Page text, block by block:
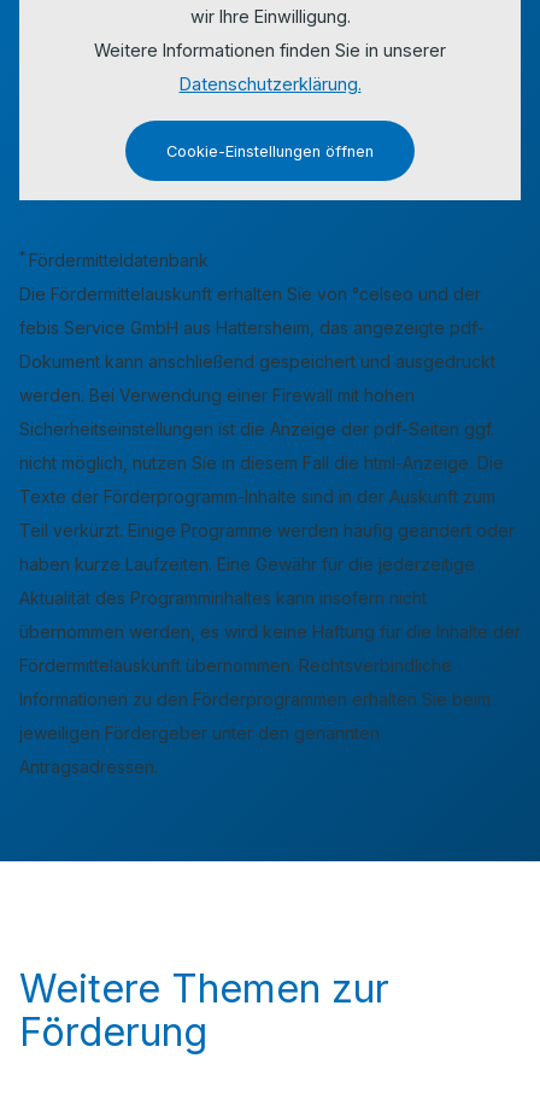
wir Ihre Einwilligung.
Weitere Informationen finden Sie in unserer
Datenschutzerklärung.
Cookie-Einstellungen öffnen
* Fördermitteldatenbank
Die Fördermittelauskunft erhalten Sie von °celseo und der
febis Service GmbH aus Hattersheim, das angezeigte pdf-
Dokument kann anschließend gespeichert und ausgedruckt
werden. Bei Verwendung einer Firewall mit hohen
Sicherheitseinstellungen ist die Anzeige der pdf-Seiten ggf.
nicht möglich, nutzen Sie in diesem Fall die html-Anzeige. Die
Texte der Förderprogramm-Inhalte sind in der Auskunft zum
Teil verkürzt. Einige Programme werden häufig geändert oder
haben kurze Laufzeiten. Eine Gewähr für die jederzeitige
Aktualität des Programminhaltes kann insofern nicht
übernommen werden, es wird keine Haftung für die Inhalte der
Fördermittelauskunft übernommen. Rechtsverbindliche
Informationen zu den Förderprogrammen erhalten Sie beim
jeweiligen Fördergeber unter den genannten
Antragsadressen.
Weitere Themen zur
Förderung